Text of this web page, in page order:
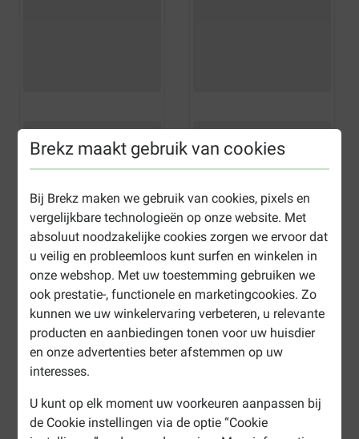
Brekz maakt gebruik van cookies
Bij Brekz maken we gebruik van cookies, pixels en
vergelijkbare technologieën op onze website. Met
absoluut noodzakelijke cookies zorgen we ervoor dat
u veilig en probleemloos kunt surfen en winkelen in
onze webshop. Met uw toestemming gebruiken we
ook prestatie-, functionele en marketingcookies. Zo
kunnen we uw winkelervaring verbeteren, u relevante
producten en aanbiedingen tonen voor uw huisdier
en onze advertenties beter afstemmen op uw
interesses.
U kunt op elk moment uw voorkeuren aanpassen bij
de Cookie instellingen via de optie “Cookie